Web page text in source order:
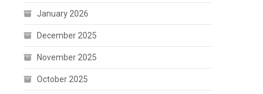
January 2026
December 2025
November 2025
October 2025